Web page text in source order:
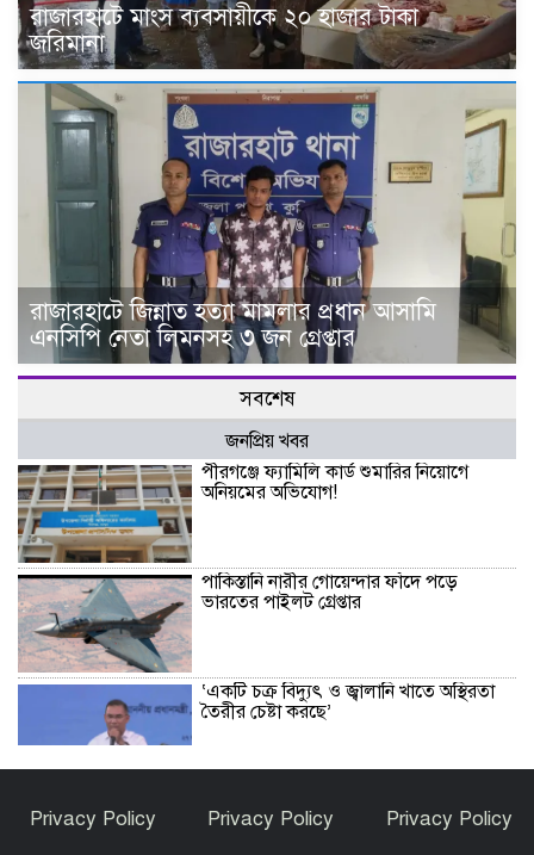
রাজারহাটে মাংস ব্যবসায়ীকে ২০ হাজার টাকা
জরিমানা
রাজারহাটে জিন্নাত হত্যা মামলার প্রধান আসামি
এনসিপি নেতা লিমনসহ ৩ জন গ্রেপ্তার
সবশেষ
জনপ্রিয় খবর
পীরগঞ্জে ফ্যামিলি কার্ড শুমারির নিয়োগে
অনিয়মের অভিযোগ!
পাকিস্তানি নারীর গোয়েন্দার ফাঁদে পড়ে
ভারতের পাইলট গ্রেপ্তার
‘একটি চক্র বিদ্যুৎ ও জ্বালানি খাতে অস্থিরতা
তৈরীর চেষ্টা করছে’
পরিবহন সমিতির নির্বাচন
Privacy Policy Privacy Policy Privacy Policy